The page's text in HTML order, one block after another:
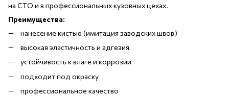
на СТО и в профессиональных кузовных цехах.
Преимущества:
нанесение кистью (имитация заводских швов)
высокая эластичность и адгезия
устойчивость к влаге и коррозии
подходит под окраску
профессиональное качество